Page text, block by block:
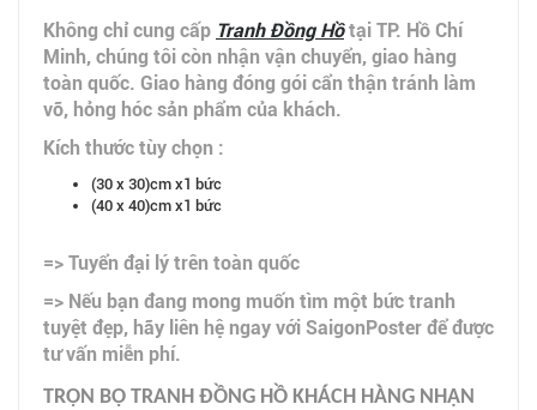
Không chỉ cung cấp Tranh Đồng Hồ tại TP. Hồ Chí
Minh, chúng tôi còn nhận vận chuyển, giao hàng
toàn quốc. Giao hàng đóng gói cẩn thận tránh làm
vỡ, hỏng hóc sản phẩm của khách.
Kích thước tùy chọn :
(30 x 30)cm x1 bức
(40 x 40)cm x1 bức
=> Tuyển đại lý trên toàn quốc
=> Nếu bạn đang mong muốn tìm một bức tranh
tuyệt đẹp, hãy liên hệ ngay với SaigonPoster để được
tư vấn miễn phí.
TRỌN BỘ TRANH ĐỒNG HỒ KHÁCH HÀNG NHẬN